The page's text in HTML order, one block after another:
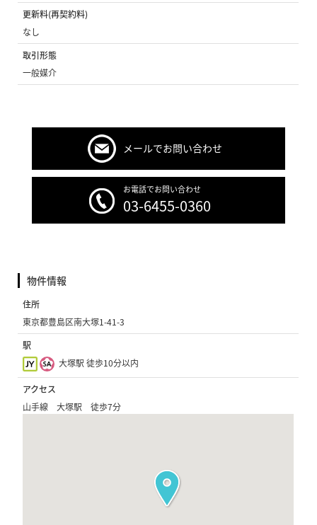
更新料(再契約料)
なし
取引形態
一般媒介
メールでお問い合わせ
お電話でお問い合わせ
03-6455-0360
物件情報
住所
東京都豊島区南大塚1-41-3
駅
大塚駅 徒歩10分以内
アクセス
山手線 大塚駅 徒歩7分